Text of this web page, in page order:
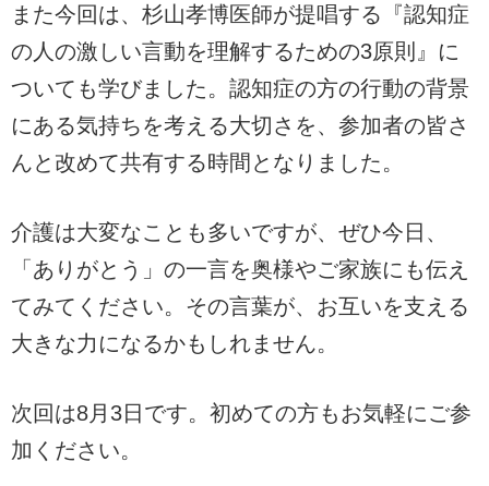
また今回は、杉山孝博医師が提唱する『認知症
の人の激しい言動を理解するための3原則』に
ついても学びました。認知症の方の行動の背景
にある気持ちを考える大切さを、参加者の皆さ
んと改めて共有する時間となりました。
介護は大変なことも多いですが、ぜひ今日、
「ありがとう」の一言を奥様やご家族にも伝え
てみてください。その言葉が、お互いを支える
大きな力になるかもしれません。
次回は8月3日です。初めての方もお気軽にご参
加ください。